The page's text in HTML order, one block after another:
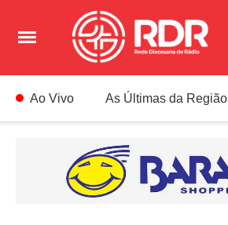
Ao Vivo As Últimas da Região